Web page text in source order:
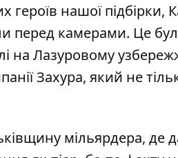
героїв нашої
перед камерами. Це
на Лазуровому
Захура, який не
мільярдера, де